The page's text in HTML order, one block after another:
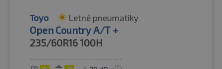
Toyo Letné pneumatiky
Open Country A/T +
235/60R16100H